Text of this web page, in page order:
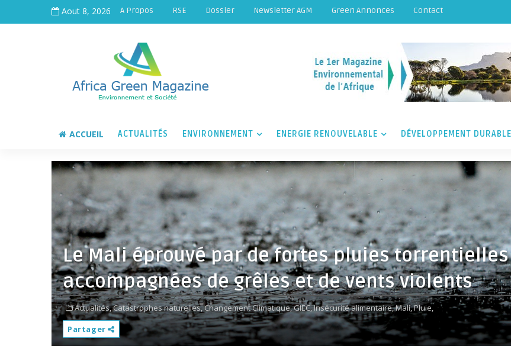
Aout 8, 2026 A Propos RSE Dossier Newsletter AGM Green Annonces Contact
ACCUEIL ACTUALITÉS ENVIRONNEMENT ENERGIE RENOUVELABLE DÉVELOPPEMENT DURABLE
Le Mali éprouvé par de fortes pluies torrentielles
accompagnées de grêles et de vents violents
Actualités,Catastrophes naturelles,Changement Climatique,GIEC,Insécurité alimentaire,Mali,Pluie,
Partager